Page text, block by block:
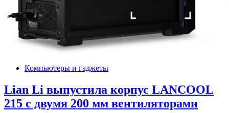
Компьютеры и гаджеты
Lian Li выпустила корпус LANCOOL
215 с двумя 200 мм вентиляторами